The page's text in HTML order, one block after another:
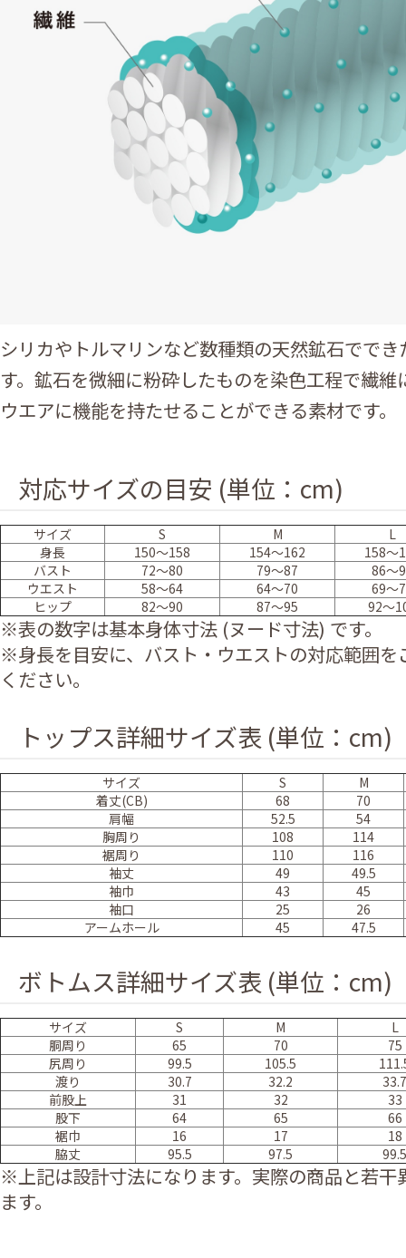
シリカやトルマリンなど数種類の天然鉱石でで
す。鉱石を微細に粉砕したものを染色工程で繊維
ウエアに機能を持たせることができる素材です。
対応サイズの目安 (単位：cm)
サイズ S M
L
身長
150～158 154～162
158～
バスト
72～80 79～87
86～
ウエスト
58～64 64～70
69～
ヒップ
82～90 87～95 92～
※表の数字は基本身体寸法 (ヌード寸法) です。
※身長を目安に、バスト・ウエストの対応範囲を
ください。
トップス詳細サイズ表 (単位：cm)
サイズ S
M
着丈(CB)
68
70
肩幅
52.5
54
胸周り
108
114
裾周り
110
116
袖丈
49
49.5
袖巾
43
45
袖口
25
26
アームホール
45 47.5
ボトムス詳細サイズ表 (単位：cm)
サイズ S M
L
胴周り
65 70
75
尻周り
99.5 105.5
渡り
30.7 32.2
33.7
前股上
31 32
33
股下
64 65
66
裾巾
16 17
18
脇丈
95.5 97.5 99.5
※上記は設計寸法になります。実際の商品と若干
ます。